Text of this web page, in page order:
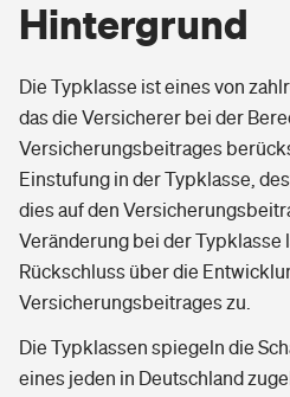
Hintergrund
Die Typklasse ist eines von
das die Versicherer bei der
Versicherungsbeitrages
Einstufung in der Typklasse,
dies auf den
Veränderung bei der Typklasse
Rückschluss über die
Versicherungsbeitrages zu.
Die Typklassen spiegeln die
eines jeden in Deutschland